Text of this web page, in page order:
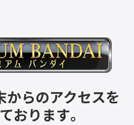
からのアクセスを
おります。